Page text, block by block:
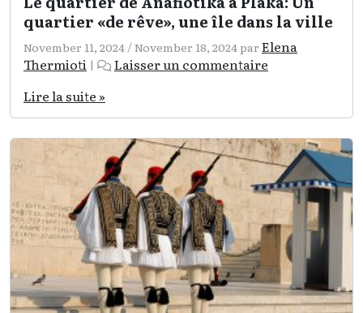
quartier «de rêve», une île dans la ville
November 11, 2024 /November 18, 2024par Elena
Thermioti |
Laisser un commentaire
Lire la suite »